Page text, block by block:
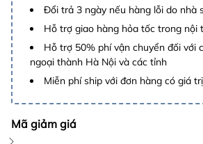
Đổi trả 3 ngày nếu hàng lỗi do nhà
Hỗ trợ giao hàng hỏa tốc trong nội
Hỗ trợ 50% phí vận chuyển đối với
ngoại thành Hà Nội và các tỉnh
Miễn phí ship với đơn hàng có giá
Mã giảm giá